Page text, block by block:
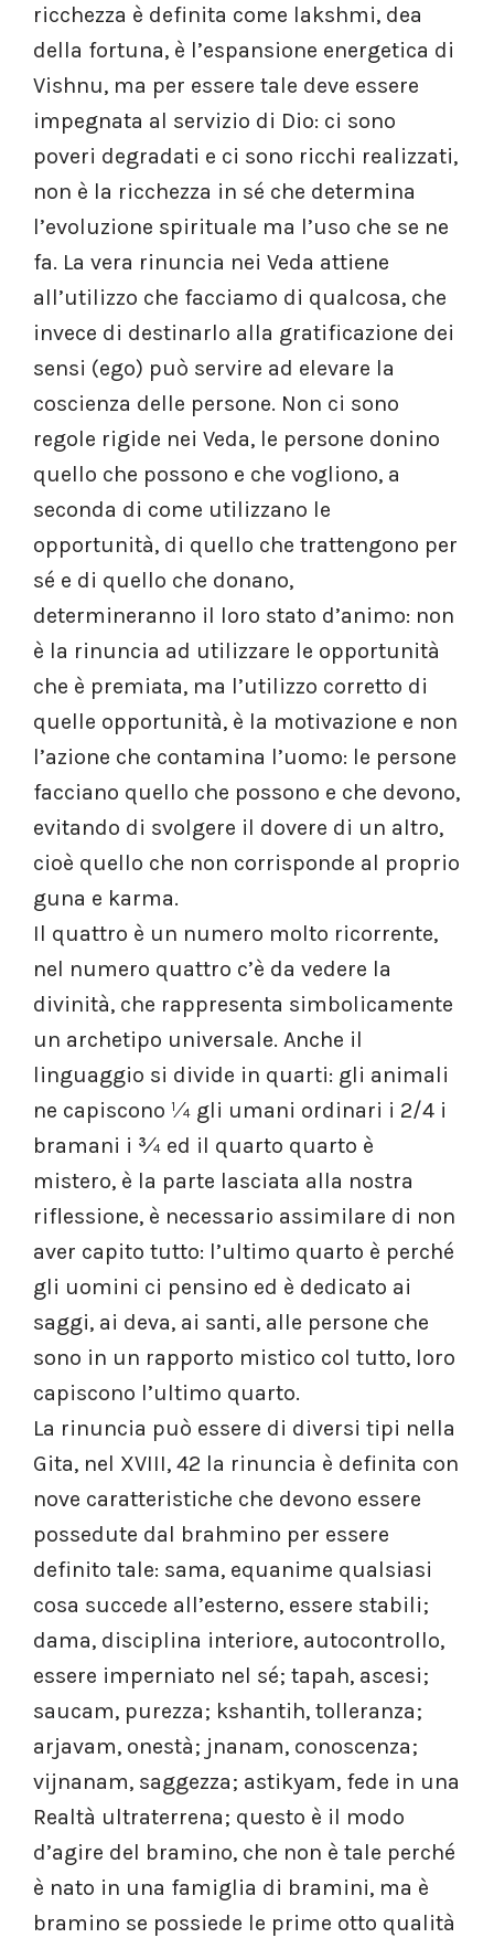
ricchezza è definita come lakshmi, dea
della fortuna, è l’espansione energetica di
Vishnu, ma per essere tale deve essere
impegnata al servizio di Dio: ci sono
poveri degradati e ci sono ricchi realizzati,
non è la ricchezza in sé che determina
l’evoluzione spirituale ma l’uso che se ne
fa. La vera rinuncia nei Veda attiene
all’utilizzo che facciamo di qualcosa, che
invece di destinarlo alla gratificazione dei
sensi (ego) può servire ad elevare la
coscienza delle persone. Non ci sono
regole rigide nei Veda, le persone donino
quello che possono e che vogliono, a
seconda di come utilizzano le
opportunità, di quello che trattengono per
sé e di quello che donano,
determineranno il loro stato d’animo: non
è la rinuncia ad utilizzare le opportunità
che è premiata, ma l’utilizzo corretto di
quelle opportunità, è la motivazione e non
l’azione che contamina l’uomo: le persone
facciano quello che possono e che devono,
evitando di svolgere il dovere di un altro,
cioè quello che non corrisponde al proprio
guna e karma.
Il quattro è un numero molto ricorrente,
nel numero quattro c’è da vedere la
divinità, che rappresenta simbolicamente
un archetipo universale. Anche il
linguaggio si divide in quarti: gli animali
ne capiscono ¼ gli umani ordinari i 2/4 i
bramani i ¾ ed il quarto quarto è
mistero, è la parte lasciata alla nostra
riflessione, è necessario assimilare di non
aver capito tutto: l’ultimo quarto è perché
gli uomini ci pensino ed è dedicato ai
saggi, ai deva, ai santi, alle persone che
sono in un rapporto mistico col tutto, loro
capiscono l’ultimo quarto.
La rinuncia può essere di diversi tipi nella
Gita, nel XVIII, 42 la rinuncia è definita con
nove caratteristiche che devono essere
possedute dal brahmino per essere
definito tale: sama, equanime qualsiasi
cosa succede all’esterno, essere stabili;
dama, disciplina interiore, autocontrollo,
essere imperniato nel sé; tapah, ascesi;
saucam, purezza; kshantih, tolleranza;
arjavam, onestà; jnanam, conoscenza;
vijnanam, saggezza; astikyam, fede in una
Realtà ultraterrena; questo è il modo
d’agire del bramino, che non è tale perché
è nato in una famiglia di bramini, ma è
bramino se possiede le prime otto qualità